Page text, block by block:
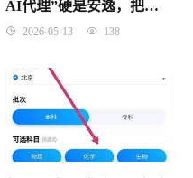
AI代理”硬是安逸，把咱
老百姓的麻烦事一扫光
2026-05-13 138